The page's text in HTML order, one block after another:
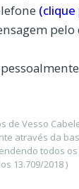
pelo
de Vesso
através da
todos
13.709/2018 )